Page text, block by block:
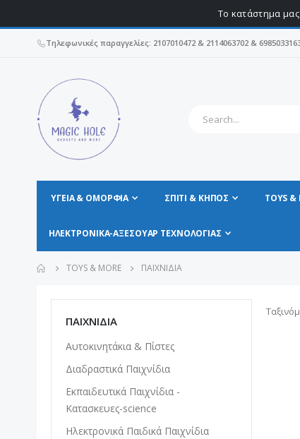
Το κατάστημα
Τηλεφωνικές παραγγελίες: 2107010472 & 2114063702 &
ΥΓΕΊΑ & ΟΜΟΡΦΙΆ ΣΠΊΤΙ & ΚΗΠΟΣ TOYS &
ΗΛΕΚΤΡΟΝΙΚΆ-ΑΞΕΣΟΥΆΡ ΤΕΧΝΟΛΟΓΊΑΣ
TOYS & MORE ΠΑΙΧΝΊΔΙΑ
ΠΑΙΧΝΊΔΙΑ
Αυτοκινητάκια & Πίστες
Διαδραστικά Παιχνίδια
Εκπαιδευτικά Παιχνίδια -
Κατασκευες-science
Ηλεκτρονικά Παιδικά Παιχνίδια